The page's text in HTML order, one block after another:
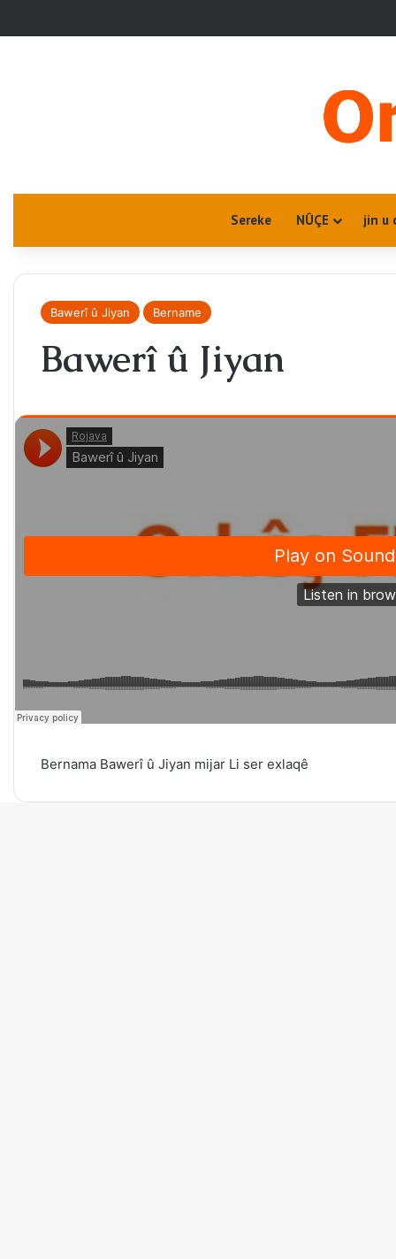
Sereke NÛÇE jin u
Bawerî û Jiyan Bername
Bawerî û Jiyan
Bernama Bawerî û Jiyan mijar Li ser exlaqê